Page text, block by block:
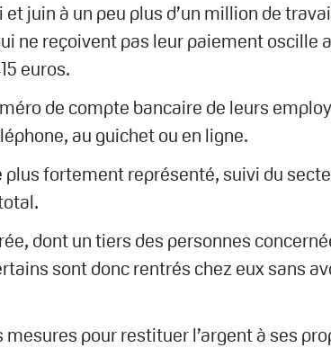
juin à un peu plus d’un million de
reçoivent pas leur paiement oscille
euros.
de compte bancaire de leurs
au guichet ou en ligne.
fortement représenté, suivi du
dont un tiers des personnes
sont donc rentrés chez eux sans
pour restituer l’argent à ses